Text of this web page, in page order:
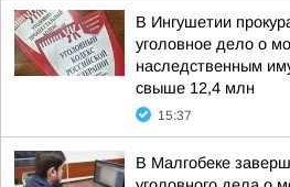
В Ингушетии
уголовное дело о
наследственным
свыше 12,4 млн
15:37
В Малгобеке